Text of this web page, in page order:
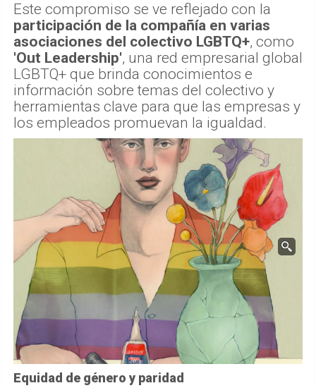
Este compromiso se ve reflejado con la
participación de la compañía en varias
asociaciones del colectivo LGBTQ+, como
'Out Leadership', una red empresarial global
LGBTQ+ que brinda conocimientos e
información sobre temas del colectivo y
herramientas clave para que las empresas y
los empleados promuevan la igualdad.
Equidad de género y paridad